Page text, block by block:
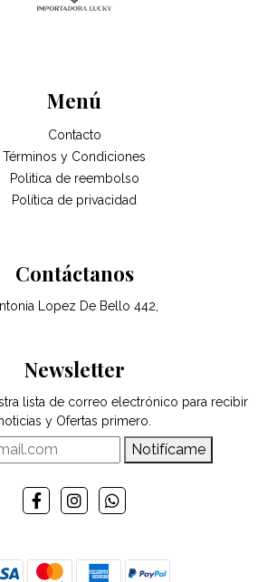
Menú
Contacto
Términos y Condiciones
Politica de reembolso
Política de privacidad
Contáctanos
Lopez De Bello 442,
Newsletter
lista de correo electrónico para recibir
y Ofertas primero.
Notifícame